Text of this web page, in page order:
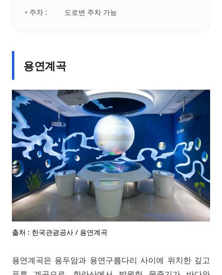
• 주차 :
도로변 주차 가능
용연계곡
출처 : 한국관광공사 / 용연계곡
용연계곡은 용두암과 용연구름다리 사이에 위치한 깊고